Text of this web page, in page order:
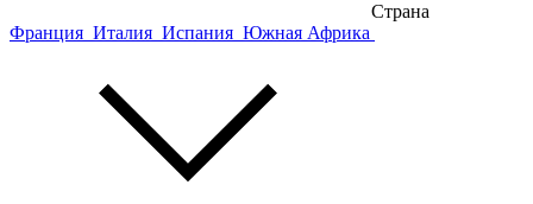
Страна
Франция Италия Испания Южная Африка